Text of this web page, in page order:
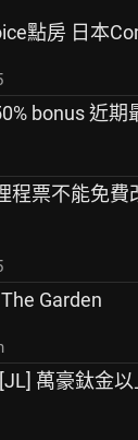
點房 日本
bonus 近期
程票不能免
Garden
萬豪鈦金